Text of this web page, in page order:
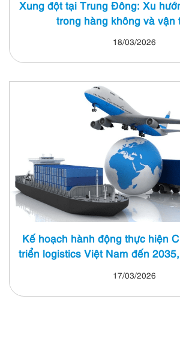
Xung đột tại Trung Đông: Xu
trong hàng không và vận
18/03/2026
Kế hoạch hành động thực hiện
triển logistics Việt Nam đến
17/03/2026